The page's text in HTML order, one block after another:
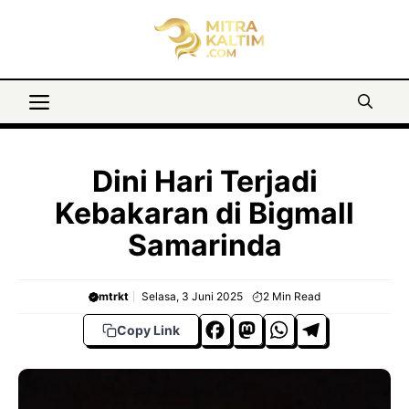
Menu
Dini Hari Terjadi
Kebakaran di Bigmall
Samarinda
mtrkt Selasa, 3 Juni 2025 2 Min Read
Copy Link
F
a
M
a
W
h
T
el